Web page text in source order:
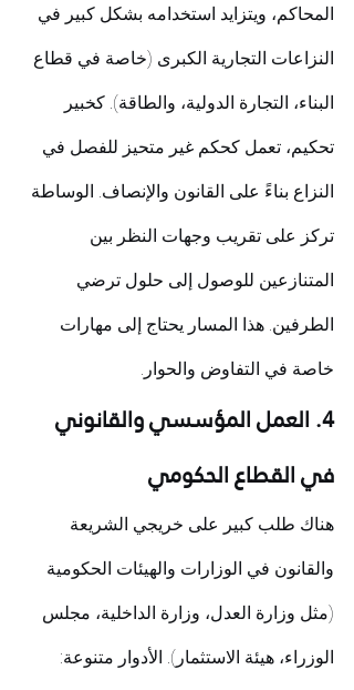
المحاكم، ويتزايد استخدامه بشكل كبير في
النزاعات التجارية الكبرى (خاصة في قطاع
البناء، التجارة الدولية، والطاقة). كخبير
تحكيم، تعمل كحكم غير متحيز للفصل في
النزاع بناءً على القانون والإنصاف. الوساطة
تركز على تقريب وجهات النظر بين
المتنازعين للوصول إلى حلول ترضي
الطرفين. هذا المسار يحتاج إلى مهارات
خاصة في التفاوض والحوار.
4. العمل المؤسسي والقانوني
في القطاع الحكومي
هناك طلب كبير على خريجي الشريعة
والقانون في الوزارات والهيئات الحكومية
(مثل وزارة العدل، وزارة الداخلية، مجلس
الوزراء، هيئة الاستثمار). الأدوار متنوعة: